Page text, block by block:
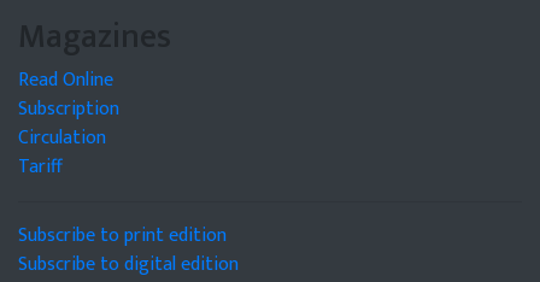
Magazines
Read Online
Subscription
Circulation
Tariff
Subscribe to print edition
Subscribe to digital edition